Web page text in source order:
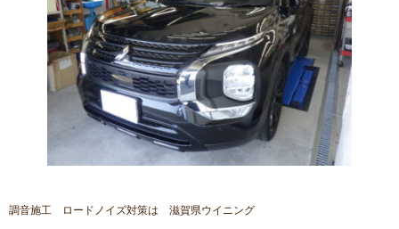
調音施工 ロードノイズ対策は 滋賀県ウイニング